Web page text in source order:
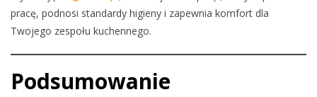
pracę, podnosi standardy higieny i zapewnia komfort dla
Twojego zespołu kuchennego.
Podsumowanie